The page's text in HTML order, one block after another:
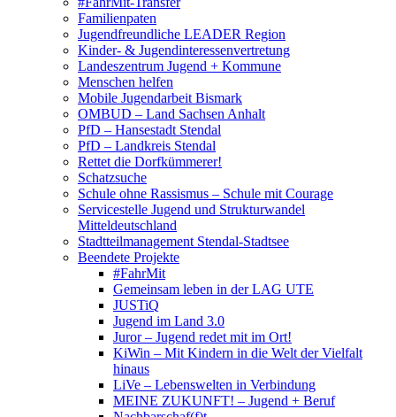
Familienpaten
Jugendfreundliche LEADER Region
Kinder- & Jugendinteressenvertretung
Landeszentrum Jugend + Kommune
Menschen helfen
Mobile Jugendarbeit Bismark
OMBUD – Land Sachsen Anhalt
PfD – Hansestadt Stendal
PfD – Landkreis Stendal
Rettet die Dorfkümmerer!
Schatzsuche
Schule ohne Rassismus – Schule mit Courage
Servicestelle Jugend und Strukturwandel
Mitteldeutschland
Stadtteilmanagement Stendal-Stadtsee
Beendete Projekte
#FahrMit
Gemeinsam leben in der LAG UTE
JUSTiQ
Jugend im Land 3.0
Juror – Jugend redet mit im Ort!
KiWin – Mit Kindern in die Welt der Vielfalt
hinaus
LiVe – Lebenswelten in Verbindung
MEINE ZUKUNFT! – Jugend + Beruf